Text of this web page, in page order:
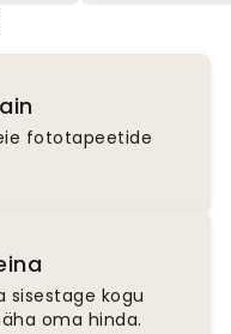
fototapeetide
sisestage kogu
oma hinda.